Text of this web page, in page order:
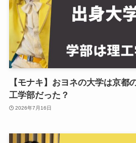
【モナキ】おヨネの大学は京都
工学部だった？
2026年7月16日